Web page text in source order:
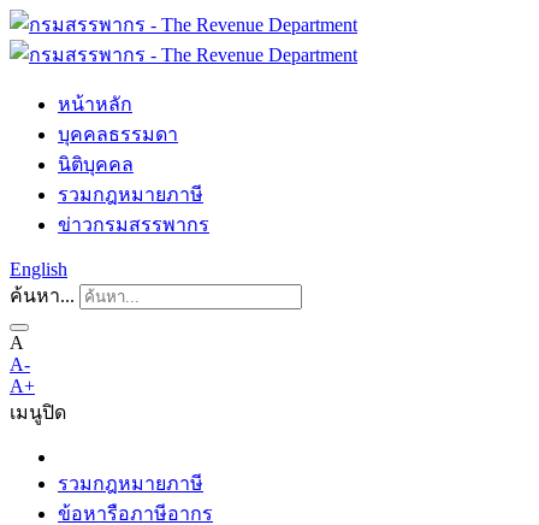
หน้าหลัก
บุคคลธรรมดา
นิติบุคคล
รวมกฎหมายภาษี
ข่าวกรมสรรพากร
English
ค้นหา...
A
A-
A+
เมนูปิด
รวมกฎหมายภาษี
ข้อหารือภาษีอากร